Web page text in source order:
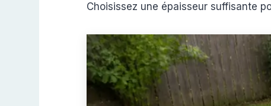
Choisissez une épaisseur suffisante